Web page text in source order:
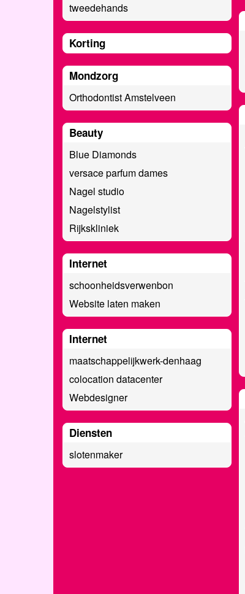
tweedehands
Korting
Mondzorg
Orthodontist Amstelveen
Beauty
Blue Diamonds
versace parfum dames
Nagel studio
Nagelstylist
Rijkskliniek
Internet
schoonheidsverwenbon
Website laten maken
Internet
maatschappelijkwerk-denhaag
colocation datacenter
Webdesigner
Diensten
slotenmaker